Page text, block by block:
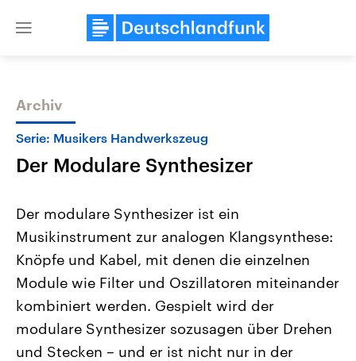
Close
Themen
Landtagswahl Sachsen-Anhalt
2026
Alle Informationen
Sachsen-Anhalt wählt am 6.
September 2026 einen neuen
Landtag. Seit 2021 wird das
Bundesland von einer Koalition aus
USA
Aktuelle Beiträge,
Hintergründe
Wirtschaftlich und
gehören die Vereinigten
den mächtigsten Ländern
mit großem Einfluss auf
Archiv
Serie: Musikers Handwerkszeug
Der Modulare Synthesizer
Der modulare Synthesizer ist ein
Musikinstrument zur analogen Klangsynthese:
Knöpfe und Kabel, mit denen die einzelnen
Module wie Filter und Oszillatoren miteinander
kombiniert werden. Gespielt wird der
modulare Synthesizer sozusagen über Drehen
und Stecken – und er ist nicht nur in der